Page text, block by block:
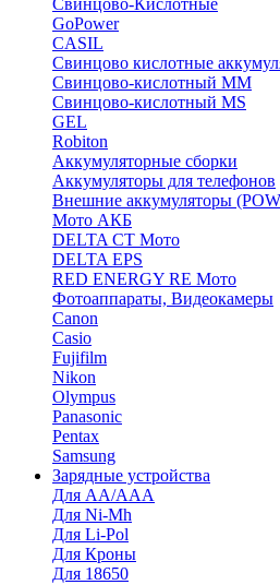
Свинцово-Кислотные
GoPower
CASIL
Свинцово кислотные
Cвинцово-кислотный MM
Cвинцово-кислотный MS
GEL
Robiton
Аккумуляторные сборки
Аккумуляторы для телефонов
Внешние аккумуляторы
Мото АКБ
DELTA CT Мото
DELTA EPS
RED ENERGY RE Мото
Фотоаппараты, Видеокамеры
Canon
Casio
Fujifilm
Nikon
Olympus
Panasonic
Pentax
Samsung
Зарядные устройства
Для AA/AAA
Для Ni-Mh
Для Li-Pol
Для Кроны
Для 18650